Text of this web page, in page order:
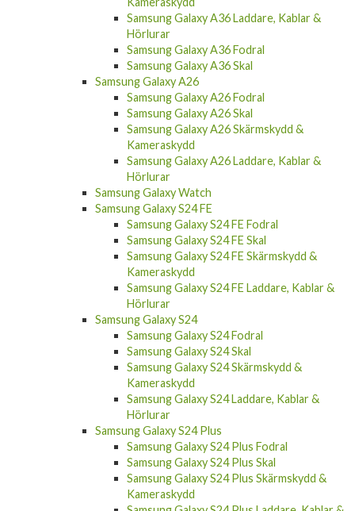
Samsung Galaxy A56 Laddare, Kablar &
Hörlurar
Samsung Galaxy A36
Samsung Galaxy A36 Skärmskydd &
Kameraskydd
Samsung Galaxy A36 Laddare, Kablar &
Hörlurar
Samsung Galaxy A36 Fodral
Samsung Galaxy A36 Skal
Samsung Galaxy A26
Samsung Galaxy A26 Fodral
Samsung Galaxy A26 Skal
Samsung Galaxy A26 Skärmskydd &
Kameraskydd
Samsung Galaxy A26 Laddare, Kablar &
Hörlurar
Samsung Galaxy Watch
Samsung Galaxy S24 FE
Samsung Galaxy S24 FE Fodral
Samsung Galaxy S24 FE Skal
Samsung Galaxy S24 FE Skärmskydd &
Kameraskydd
Samsung Galaxy S24 FE Laddare, Kablar &
Hörlurar
Samsung Galaxy S24
Samsung Galaxy S24 Fodral
Samsung Galaxy S24 Skal
Samsung Galaxy S24 Skärmskydd &
Kameraskydd
Samsung Galaxy S24 Laddare, Kablar &
Hörlurar
Samsung Galaxy S24 Plus